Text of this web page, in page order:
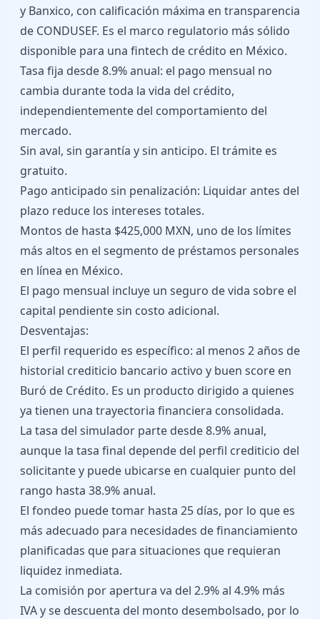
y Banxico, con calificación máxima en transparencia
de CONDUSEF. Es el marco regulatorio más sólido
disponible para una fintech de crédito en México.
Tasa fija desde 8.9% anual: el pago mensual no
cambia durante toda la vida del crédito,
independientemente del comportamiento del
mercado.
Sin aval, sin garantía y sin anticipo. El trámite es
gratuito.
Pago anticipado sin penalización: Liquidar antes del
plazo reduce los intereses totales.
Montos de hasta $425,000 MXN, uno de los límites
más altos en el segmento de préstamos personales
en línea en México.
El pago mensual incluye un seguro de vida sobre el
capital pendiente sin costo adicional.
Desventajas:
El perfil requerido es específico: al menos 2 años de
historial crediticio bancario activo y buen score en
Buró de Crédito. Es un producto dirigido a quienes
ya tienen una trayectoria financiera consolidada.
La tasa del simulador parte desde 8.9% anual,
aunque la tasa final depende del perfil crediticio del
solicitante y puede ubicarse en cualquier punto del
rango hasta 38.9% anual.
El fondeo puede tomar hasta 25 días, por lo que es
más adecuado para necesidades de financiamiento
planificadas que para situaciones que requieran
liquidez inmediata.
La comisión por apertura va del 2.9% al 4.9% más
IVA y se descuenta del monto desembolsado, por lo